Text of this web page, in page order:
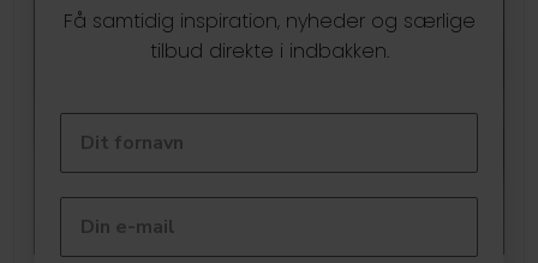
Få samtidig inspiration, nyheder og særlige
tilbud direkte i indbakken.